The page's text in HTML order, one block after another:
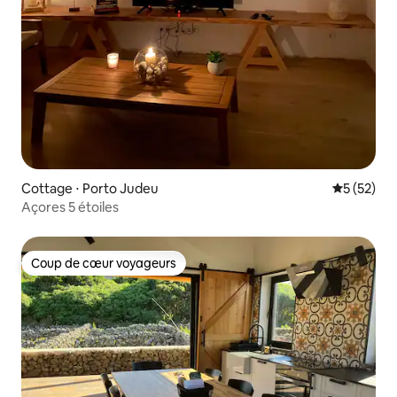
Cottage ⋅ Porto Judeu
5 (52)
Açores 5 étoiles
Coup de cœur voyageurs
Coup de cœur voyageurs